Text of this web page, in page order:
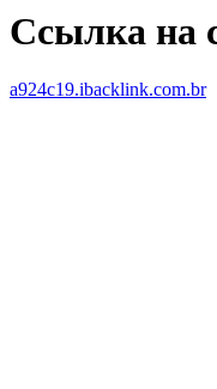
Ссылка на
a924c19.ibacklink.com.br